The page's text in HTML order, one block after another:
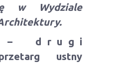
w Wydziale
– d r u g i
ustny